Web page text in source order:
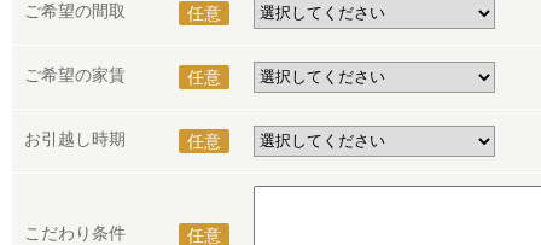
ご希望の間取 任意
ご希望の家賃 任意
お引越し時期 任意
こだわり条件 任意